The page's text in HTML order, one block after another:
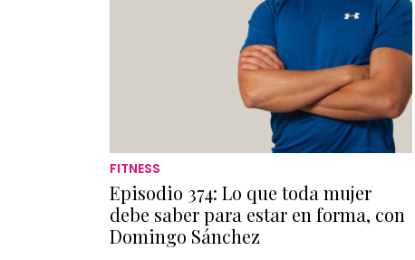
FITNESS
Episodio 374: Lo que toda mujer
debe saber para estar en forma, con
Domingo Sánchez